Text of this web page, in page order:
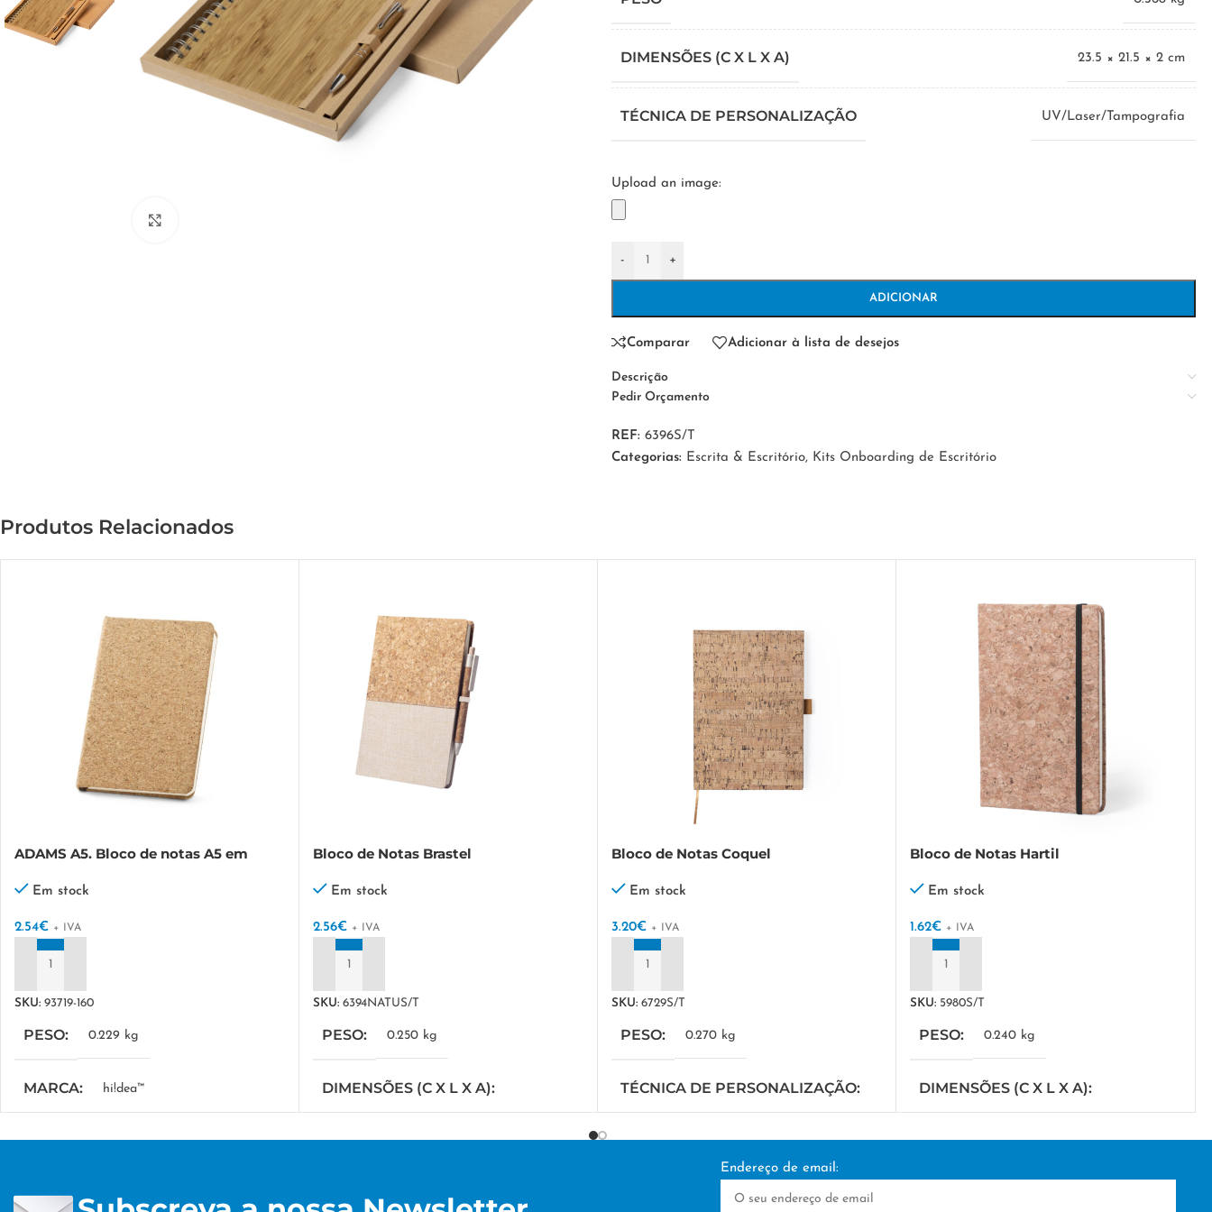
DIMENSÕES (C X L X A) 23.5 × 21.5 × 2 cm
TÉCNICA DE PERSONALIZAÇÃO UV/Laser/Tampografia
Upload an image:
- +
ADICIONAR
Comparar Adicionar à lista de desejos
Descrição
Pedir Orçamento
REF: 6396S/T
Categorias: Escrita & Escritório, Kits Onboarding de Escritório
Produtos Relacionados
ADAMS A5. Bloco de notas A5 em
Em stock
2.54€ + IVA
ADICIONAR
SKU: 93719-160
PESO 0.229 kg
MARCA hi!dea™
MEDIDA COMBINADA
Bloco de Notas Brastel
Em stock
2.56€ + IVA
ADICIONAR
SKU: 6394NATUS/T
PESO 0.250 kg
DIMENSÕES (C X L X A)
Bloco de Notas Coquel
Em stock
3.20€ + IVA
ADICIONAR
SKU: 6729S/T
PESO 0.270 kg
TÉCNICA DE PERSONALIZAÇÃO
Bloco de Notas Hartil
Em stock
1.62€ + IVA
ADICIONAR
SKU: 5980S/T
PESO 0.240 kg
DIMENSÕES (C X L X A)
Endereço de email: